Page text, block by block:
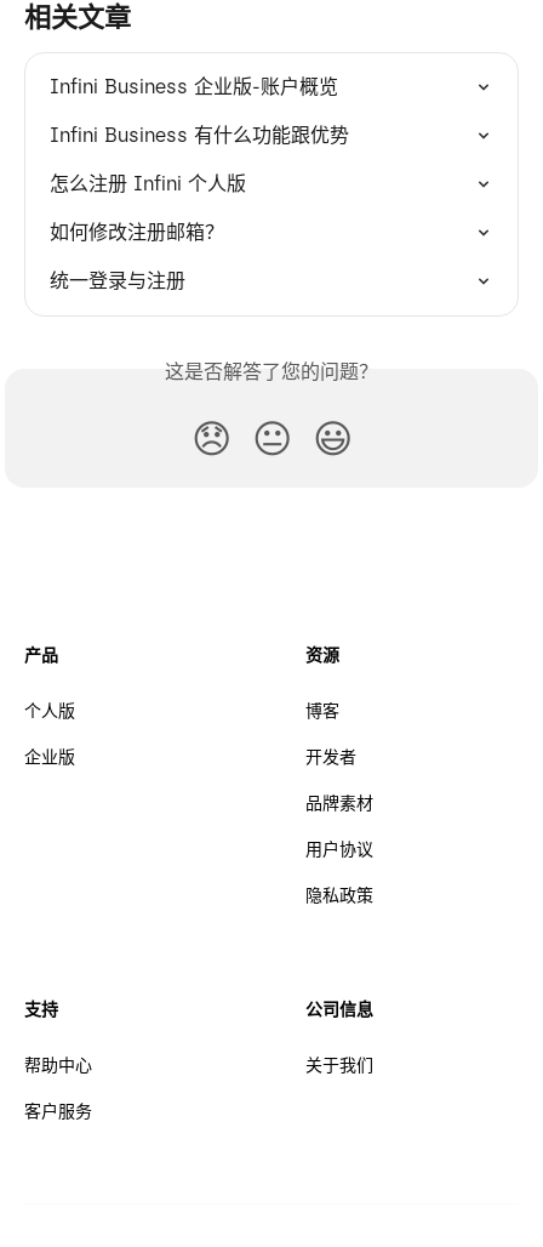
相关文章
Infini Business 企业版-账户概览
Infini Business 有什么功能跟优势
怎么注册 Infini 个人版
如何修改注册邮箱？
统一登录与注册
这是否解答了您的问题？
😞 😐 😃
产品
个人版
企业版
资源
博客
开发者
品牌素材
用户协议
隐私政策
支持
帮助中心
客户服务
公司信息
关于我们